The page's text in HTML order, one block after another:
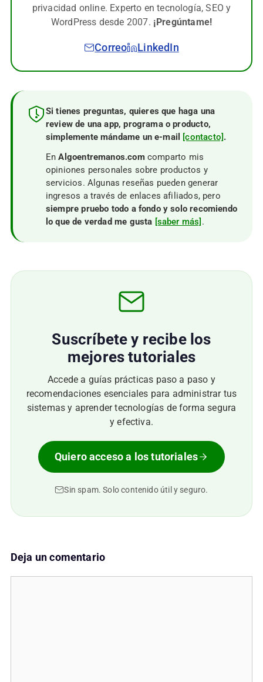
privacidad online. Experto en tecnología, SEO y
WordPress desde 2007. ¡Pregúntame!
Correo LinkedIn
Si tienes preguntas, quieres que haga una
review de una app, programa o producto,
simplemente mándame un e-mail [contacto].
EnAlgoentremanos.comcomparto mis
opiniones personales sobre productos y
servicios. Algunas reseñas pueden generar
ingresos a través de enlaces afiliados, pero
siempre pruebo todo a fondo y solo recomiendo
lo que de verdad me gusta [saber más] .
Suscríbete y recibe los
mejores tutoriales
Accede a guías prácticas paso a paso y
recomendaciones esenciales para administrar tus
sistemas y aprender tecnologías de forma segura
y efectiva.
Quiero acceso a los tutoriales
Sin spam. Solo contenido útil y seguro.
Deja un comentario